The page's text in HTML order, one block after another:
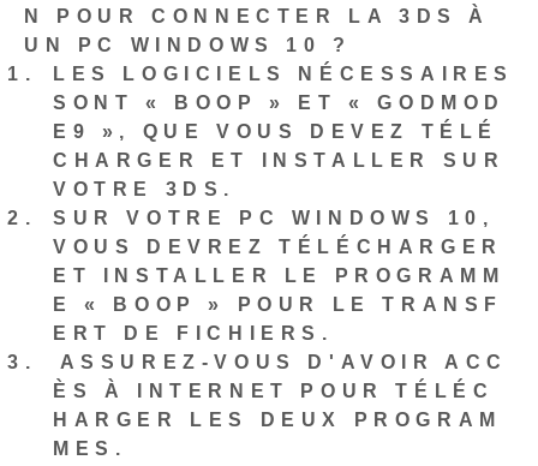
N POUR CONNECTER LA 3DS À
UN PC WINDOWS 10 ?
LES LOGICIELS NÉCESSAIRES
SONT « BOOP » ET « GODMOD
E9 », QUE VOUS DEVEZ TÉLÉ
CHARGER ET INSTALLER SUR
VOTRE 3DS.
SUR VOTRE PC WINDOWS 10,
VOUS DEVREZ TÉLÉCHARGER
ET INSTALLER LE PROGRAMM
E « BOOP » POUR LE TRANSF
ERT DE FICHIERS.
⁤ASSUREZ-VOUS D'AVOIR ACC
ÈS À INTERNET POUR TÉLÉC
HARGER LES DEUX PROGRAM
MES.